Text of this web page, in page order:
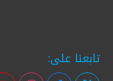
تابعنا على: